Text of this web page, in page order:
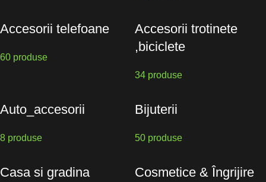
Accesorii telefoane
60 produse
Accesorii trotinete
,biciclete
34 produse
Auto_accesorii
8 produse
Bijuterii
50 produse
Casa si gradina
Cosmetice & Îngrijire